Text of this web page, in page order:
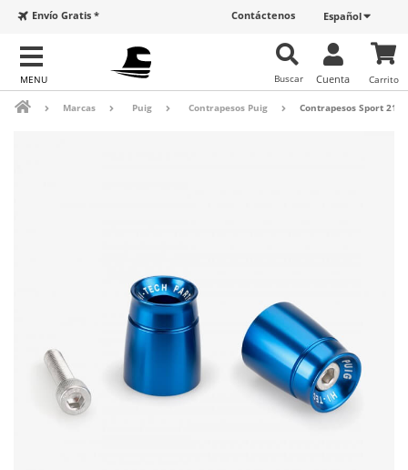
Español
Contáctenos
Envío Gratis *
Carrito
Cuenta
Buscar
Marcas Puig Contrapesos Puig Contrapesos Sport